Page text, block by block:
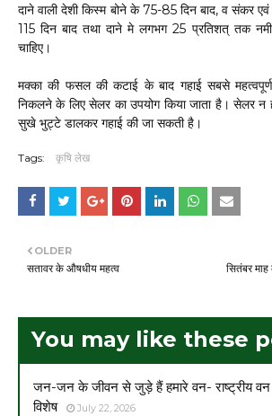
दाने वाली देशी किस्म बोने के 75-85 दिन बाद, व संकर
115 दिन बाद तथा दाने मे लगभग 25 प्रतिशत् तक
चाहिए।
मक्का की फसल की कटाई के बाद गहाई सबसे
निकलने के लिए सेलर का उपयोग किया जाता है। सेलर न
सुखे भुट्टे डालकर गहाई की जा सकती है।
Tags: कृषि लेख
सितंबर
OLDER
सतावर के औषधीय महत्व
You may like these
जन-जन के जीवन से जुड़े हैं हमारे वन- राष्ट्रीय वन
विशेष
July 22, 2026